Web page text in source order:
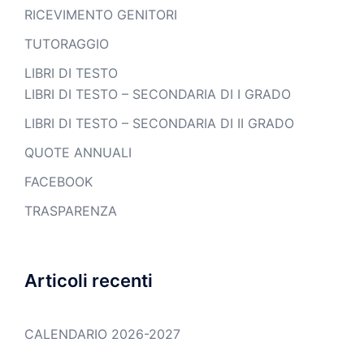
RICEVIMENTO GENITORI
TUTORAGGIO
LIBRI DI TESTO
LIBRI DI TESTO – SECONDARIA DI I GRADO
LIBRI DI TESTO – SECONDARIA DI II GRADO
QUOTE ANNUALI
FACEBOOK
TRASPARENZA
Articoli recenti
CALENDARIO 2026-2027